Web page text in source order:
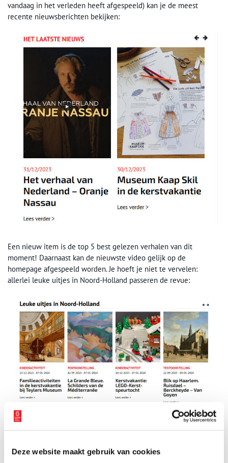
Deze website maakt gebruik van cookies
vandaag in het verleden heeft afgespeeld) kan je de meest
recente nieuwsberichten bekijken:
Een nieuw item is de top 5 best gelezen verhalen van dit
moment! Daarnaast kan de nieuwste video gelijk op de
homepage afgespeeld worden. Je hoeft je niet te vervelen:
allerlei leuke uitjes in Noord-Holland passeren de revue:
Benieuwd geworden? Neem snel een kijkje op onze
nieuwe
Publicatiedatum: 02/01/2024